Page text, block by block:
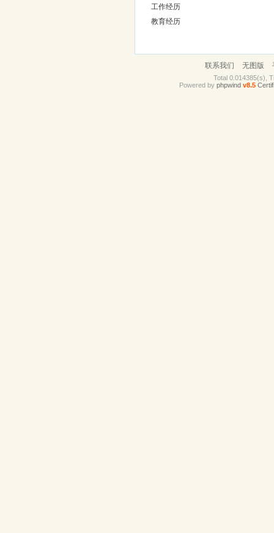
工作经历
教育经历
联系我们 无图版
Total 0.014385(s),
Powered by phpwind v8.5